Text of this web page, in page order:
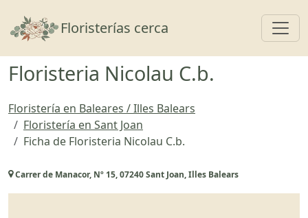
Floristerías cerca
Floristeria Nicolau C.b.
Floristería en Baleares / Illes Balears
Floristería en Sant Joan
Ficha de Floristeria Nicolau C.b.
Carrer de Manacor, Nº 15, 07240 Sant Joan, Illes Balears